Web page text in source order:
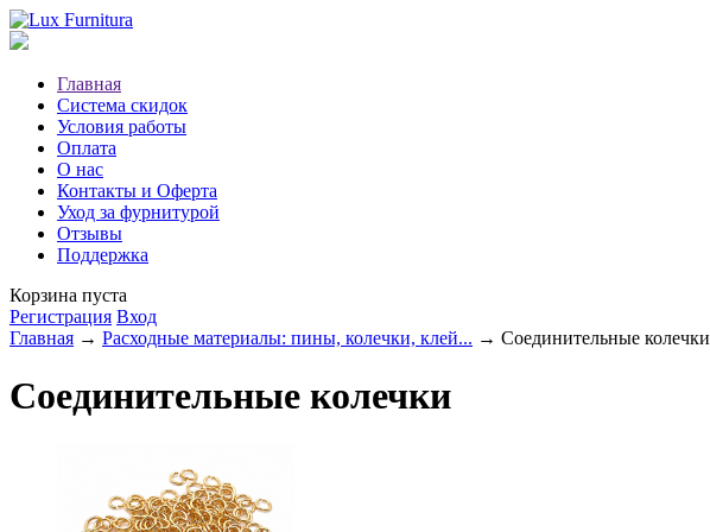
Главная
Система скидок
Условия работы
Оплата
О нас
Контакты и Оферта
Уход за фурнитурой
Отзывы
Поддержка
Корзина пуста
Регистрация Вход
Главная → Расходные материалы: пины, колечки, клей... → Соединительные колечки
Соединительные колечки